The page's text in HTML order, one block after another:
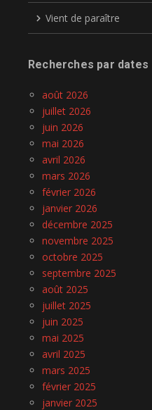
Vient de paraître
Recherches par dates
août 2026
juillet 2026
juin 2026
mai 2026
avril 2026
mars 2026
février 2026
janvier 2026
décembre 2025
novembre 2025
octobre 2025
septembre 2025
août 2025
juillet 2025
juin 2025
mai 2025
avril 2025
mars 2025
février 2025
janvier 2025